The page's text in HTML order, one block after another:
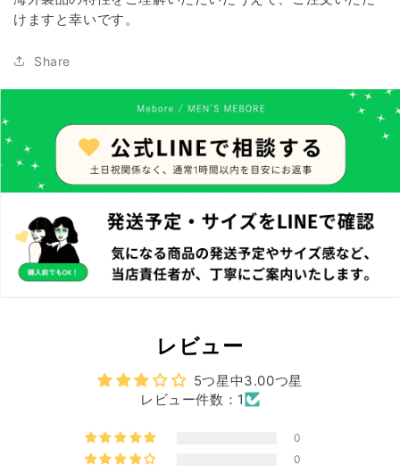
けますと幸いです。
Share
レビュー
5つ星中3.00つ星
レビュー件数：1
0
0